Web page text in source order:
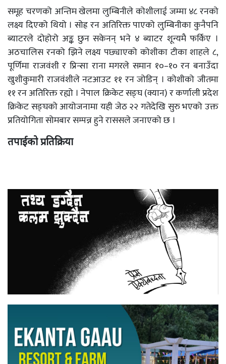
समूह चरणको अन्तिम खेलमा लुम्बिनीले कोशीलाई जम्मा ४८ रनको
लक्ष्य दिएको थियो । सोह्र रन अतिरिक्त पाएको लुम्बिनीका कुनैपनि
ब्याटरले दोहोरो अङ्क छुन सकेनन् भने ४ ब्याटर शून्यमै फर्किए ।
अठचालिस रनको झिने लक्ष्य पछ्याएको कोशीका टीका शाहले ८,
पूर्णिमा राजवंशी र प्रिन्सा राना मगरले समान १०–१० रन बनाउँदा
खुशीकुमारी राजवंशीले नटआउट ११ रन जोडिन् । कोशीको जीतमा
११ रन अतिरिक्त रह्यो । नेपाल क्रिकेट सङ्घ (क्यान) र कर्णाली प्रदेश
क्रिकेट सङ्घको आयोजनामा यही जेठ २२ गतेदेखि सुरु भएको उक्त
प्रतियोगिता सोमबार सम्पन्न हुने राससले जनाएको छ ।
तपाईको प्रतिक्रिया